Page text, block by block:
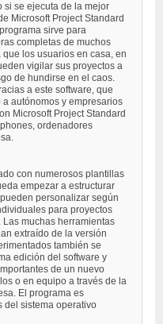
si se ejecuta de la mejor
Microsoft Project Standard
sirve para
completas de muchos
los usuarios en casa, en
vigilar sus proyectos a
de hundirse en el caos.
a este software, que
a autónomos y empresarios
Microsoft Project Standard
ordenadores
con numerosos plantillas
empezar a estructurar
personalizar según
para proyectos
muchas herramientas
extraído de la versión
también se
edición del software y
de un nuevo
o en equipo a través de la
El programa es
del sistema operativo